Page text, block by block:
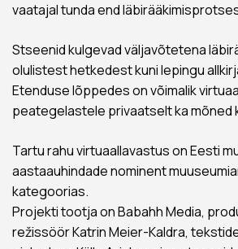
vaatajal tunda end
Stseenid kulgevad väljavõtetena
olulistest hetkedest kuni lepingu
Etenduse lõppedes on võimalik
peategelastele privaatselt ka mõned
Tartu rahu virtuaallavastus on Eesti
aastaauhindade nominent
kategoorias.
Projekti tootja on Babahh Media,
režissöör Katrin Meier-Kaldra,